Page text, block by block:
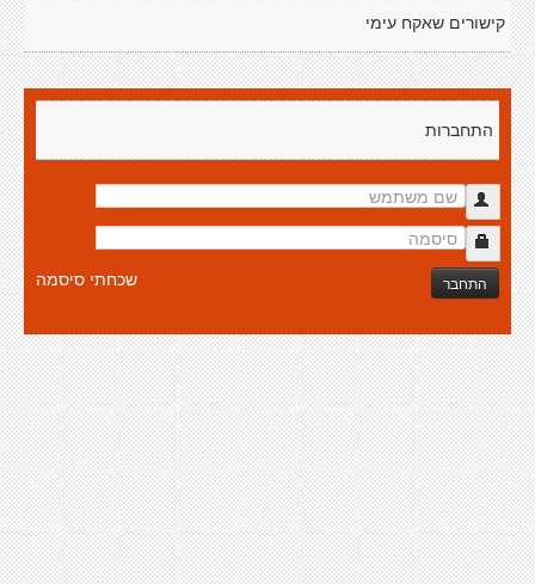
קישורים שאקח עימי
התחברות
התחבר שכחתי סיסמה